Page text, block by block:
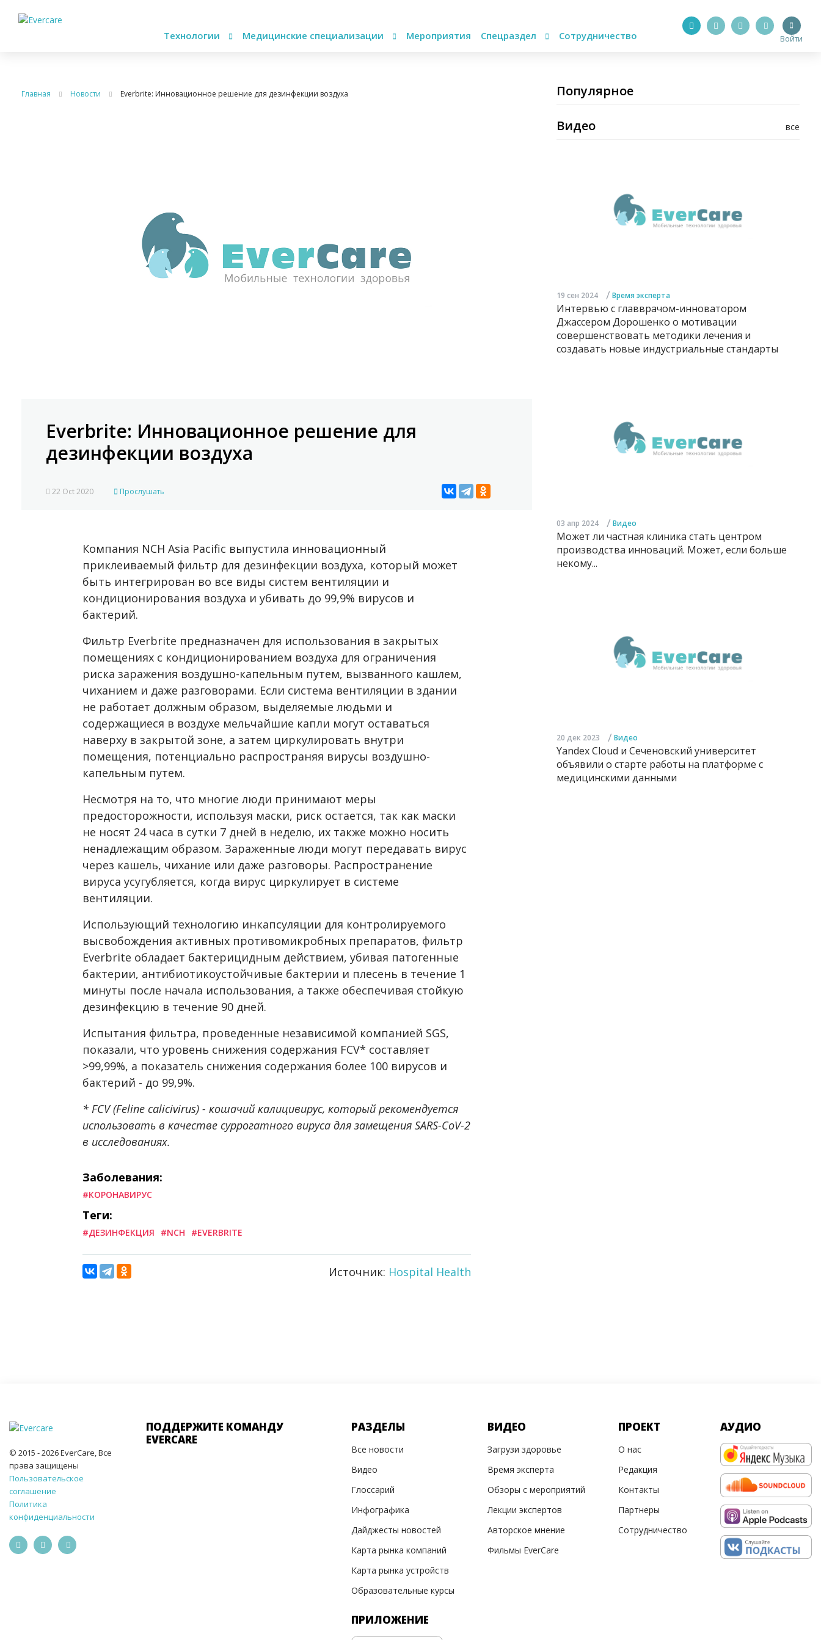
Технологии Медицинские специализации Мероприятия Спецраздел Сотрудничество Войти
Главная Новости Everbrite: Инновационное решение для дезинфекции воздуха
Everbrite: Инновационное решение для
дезинфекции воздуха
22 Oct 2020 Прослушать
Компания NCH Asia Pacific выпустила инновационный
приклеиваемый фильтр для дезинфекции воздуха, который может
быть интегрирован во все виды систем вентиляции и
кондиционирования воздуха и убивать до 99,9% вирусов и
бактерий.
Фильтр Everbrite предназначен для использования в закрытых
помещениях с кондиционированием воздуха для ограничения
риска заражения воздушно-капельным путем, вызванного кашлем,
чиханием и даже разговорами. Если система вентиляции в здании
не работает должным образом, выделяемые людьми и
содержащиеся в воздухе мельчайшие капли могут оставаться
наверху в закрытой зоне, а затем циркулировать внутри
помещения, потенциально распространяя вирусы воздушно-
капельным путем.
Несмотря на то, что многие люди принимают меры
предосторожности, используя маски, риск остается, так как маски
не носят 24 часа в сутки 7 дней в неделю, их также можно носить
ненадлежащим образом. Зараженные люди могут передавать вирус
через кашель, чихание или даже разговоры. Распространение
вируса усугубляется, когда вирус циркулирует в системе
вентиляции.
Использующий технологию инкапсуляции для контролируемого
высвобождения активных противомикробных препаратов, фильтр
Everbrite обладает бактерицидным действием, убивая патогенные
бактерии, антибиотикоустойчивые бактерии и плесень в течение 1
минуты после начала использования, а также обеспечивая стойкую
дезинфекцию в течение 90 дней.
Испытания фильтра, проведенные независимой компанией SGS,
показали, что уровень снижения содержания FCV* составляет
>99,99%, а показатель снижения содержания более 100 вирусов и
бактерий - до 99,9%.
* FCV (Feline calicivirus) - кошачий калицивирус, который рекомендуется
использовать в качестве суррогатного вируса для замещения SARS-CoV-2
в исследованиях.
Заболевания:
#КОРОНАВИРУС
Теги:
#ДЕЗИНФЕКЦИЯ #NCH #EVERBRITE
Источник: Hospital Health
Популярное
все
Видео
19 сен 2024 / Время эксперта
Интервью с главврачом-инноватором
Джассером Дорошенко о мотивации
совершенствовать методики лечения и
создавать новые индустриальные стандарты
03 апр 2024 / Видео
Может ли частная клиника стать центром
производства инноваций. Может, если больше
некому...
20 дек 2023 / Видео
Yandex Cloud и Сеченовский университет
объявили о старте работы на платформе с
медицинскими данными
© 2015 - 2026 EverCare, Все
права защищены
Пользовательское
соглашение
Политика
конфиденциальности
ПОДДЕРЖИТЕ КОМАНДУ
EVERCARE
РАЗДЕЛЫ
Все новости
Видео
Глоссарий
Инфографика
Дайджесты новостей
Карта рынка компаний
Карта рынка устройств
Образовательные курсы
ПРИЛОЖЕНИЕ
ВИДЕО
Загрузи здоровье
Время эксперта
Обзоры с мероприятий
Лекции экспертов
Авторское мнение
Фильмы EverCare
ПРОЕКТ
О нас
Редакция
Контакты
Партнеры
Сотрудничество
АУДИО